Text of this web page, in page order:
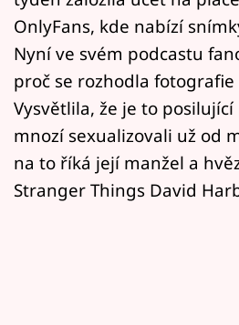
Sledujte nás
OnlyFans, kde nabízí
Nyní ve svém podcastu
proč se rozhodla
Vysvětlila, že je to
mnozí sexualizovali už od
na to říká její manžel a
Stranger Things David